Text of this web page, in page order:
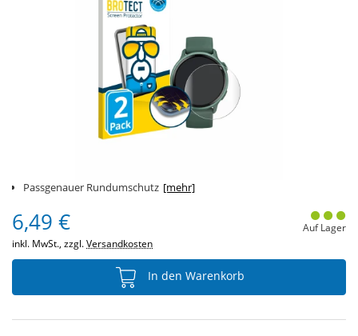
Passgenauer Rundumschutz [mehr]
6,49 €
inkl. MwSt., zzgl.Versandkosten
Auf Lager
In den Warenkorb